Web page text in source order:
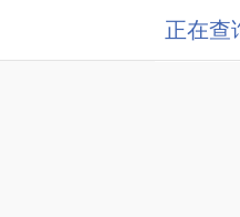
正在查